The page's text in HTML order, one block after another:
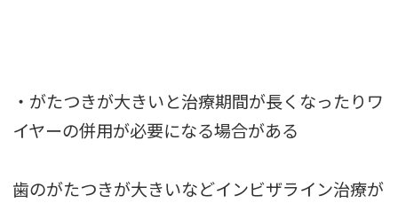
・がたつきが大きいと治療期間が長くなったりワ
イヤーの併用が必要になる場合がある
歯のがたつきが大きいなどインビザライン治療が